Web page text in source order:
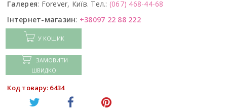
Галерея: Forever, Київ. Тел.: (067) 468-44-68
Інтернет-магазин: +38097 22 88 222
У КОШИК
ЗАМОВИТИ
ШВИДКО
Код товару: 6434